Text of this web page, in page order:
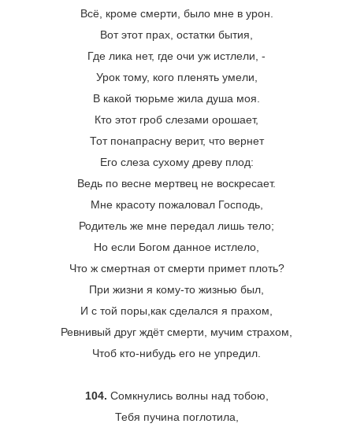
Всё, кроме смерти, было мне в урон.
Вот этот прах, остатки бытия,
Где лика нет, где очи уж истлели, -
Урок тому, кого пленять умели,
В какой тюрьме жила душа моя.
Кто этот гроб слезами орошает,
Тот понапрасну верит, что вернет
Его слеза сухому древу плод:
Ведь по весне мертвец не воскресает.
Мне красоту пожаловал Господь,
Родитель же мне передал лишь тело;
Но если Богом данное истлело,
Что ж смертная от смерти примет плоть?
При жизни я кому-то жизнью был,
И с той поры,как сделался я прахом,
Ревнивый друг ждёт смерти, мучим страхом,
Чтоб кто-нибудь его не упредил.
104. Сомкнулись волны над тобою,
Тебя пучина поглотила,